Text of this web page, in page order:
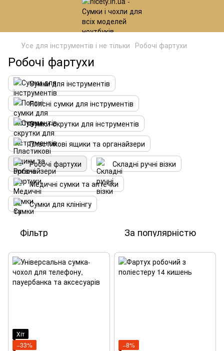
Усе для інструментів і не тільки Робочі фартухи
Робочі фартухи
Сумки для інструментів
Поясні сумки для інструментів
Сумки-скрутки для інструментів
Пластикові ящики та органайзери
Робочі фартухи
Складні ручні візки
Медичні сумки та аптечки
Сумки для клінінгу
Фільтр За популярністю
Хіт
−33%
−8%